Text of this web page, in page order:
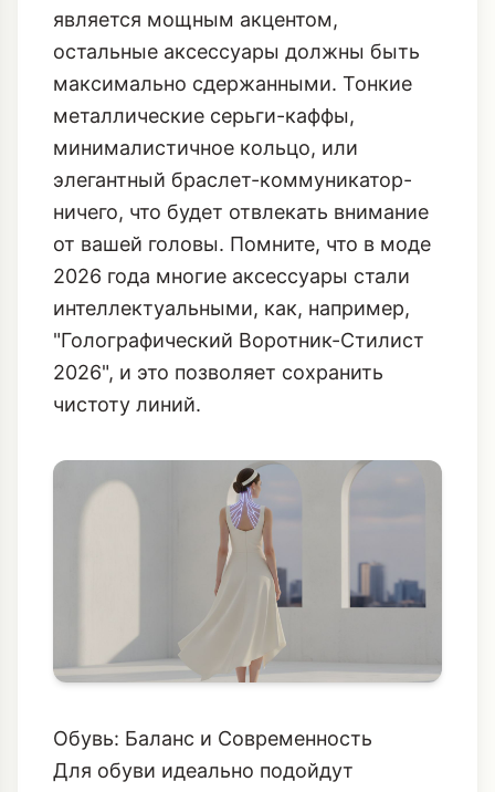
является мощным акцентом,
остальные аксессуары должны быть
максимально сдержанными. Тонкие
металлические серьги-каффы,
минималистичное кольцо, или
элегантный браслет-коммуникатор-
ничего, что будет отвлекать внимание
от вашей головы. Помните, что в моде
2026 года многие аксессуары стали
интеллектуальными, как, например,
"Голографический Воротник-Стилист
2026", и это позволяет сохранить
чистоту линий.
Обувь: Баланс и Современность
Для обуви идеально подойдут